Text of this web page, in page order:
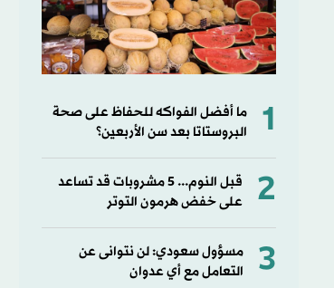
1
ما أفضل الفواكه للحفاظ على صحة
البروستاتا بعد سن الأربعين؟
2
قبل النوم... 5 مشروبات قد تساعد
على خفض هرمون التوتر
3
مسؤول سعودي: لن نتوانى عن
التعامل مع أي عدوان